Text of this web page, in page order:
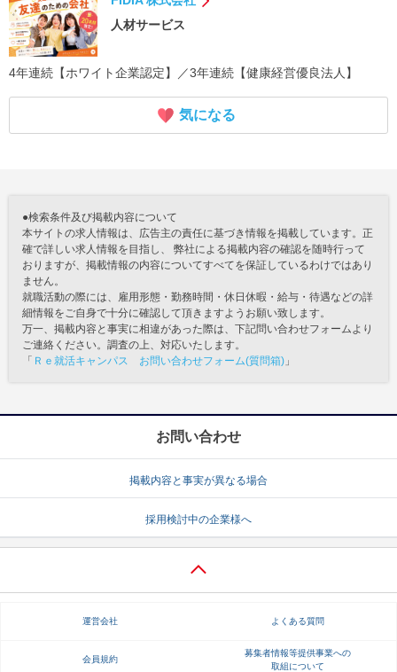
人材サービス
4年連続【ホワイト企業認定】／3年連続【健康経営優良法人】
気になる
●検索条件及び掲載内容について
本サイトの求人情報は、広告主の責任に基づき情報を掲載しています。正
確で詳しい求人情報を目指し、 弊社による掲載内容の確認を随時行って
おりますが、掲載情報の内容についてすべてを保証しているわけではあり
ません。
就職活動の際には、雇用形態・勤務時間・休日休暇・給与・待遇などの詳
細情報をご自身で十分に確認して頂きますようお願い致します。
万一、掲載内容と事実に相違があった際は、下記問い合わせフォームより
ご連絡ください。調査の上、対応いたします。
「 Ｒｅ就活キャンパス お問い合わせフォーム(質問箱) 」
お問い合わせ
掲載内容と事実が異なる場合
採用検討中の企業様へ
運営会社 よくある質問
会員規約
募集者情報等提供事業への
取組について